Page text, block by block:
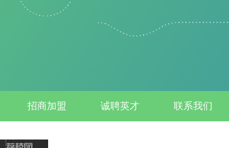
招商加盟 诚聘英才 联系我们